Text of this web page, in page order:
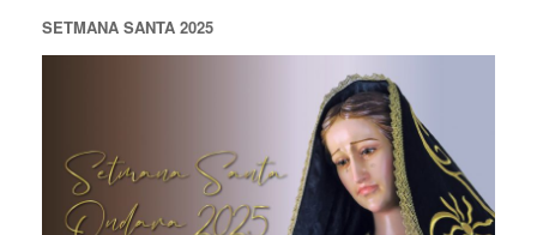
SETMANA SANTA 2025